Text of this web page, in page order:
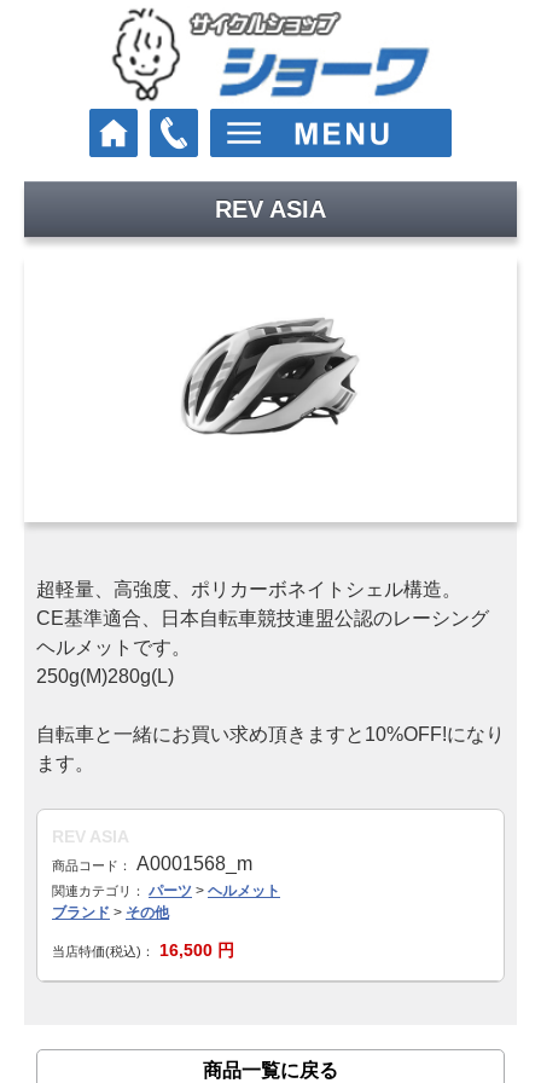
マウンテンバイク
Eバイク（電動スポーツ車）
子供車
ブランド
KhodaaBloom・HODAKA
RALEIGH・ARAYA
WALKRIDE
SAKAMOTO TECHNO
REV ASIA
超軽量、高強度、ポリカーボネイトシェル構造。
CE基準適合、日本自転車競技連盟公認のレーシング
ヘルメットです。
250g(M)280g(L)
自転車と一緒にお買い求め頂きますと10%OFF!になり
ます。
REV ASIA
商品コード： A0001568_m
関連カテゴリ： パーツ > ヘルメット
ブランド > その他
当店特価(税込)： 16,500 円
商品一覧に戻る